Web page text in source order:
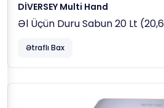
DİVERSEY Multi Hand
Əl Üçün Duru Sabun 20 Lt
Isladın Və Qalın Köpük
Ovuşdurun.
Daha Sonra Əlləri Təmiz Su Ilə
Və Tam Qurulayın.
Ətraflı Bax